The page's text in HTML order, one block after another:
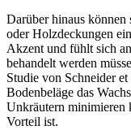
Darüber hinaus können
oder Holzdeckungen
Akzent und fühlt sich
behandelt werden
Studie von Schneider
Bodenbeläge das
Unkräutern minimieren
Vorteil ist.